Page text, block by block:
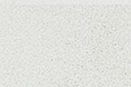
がら耳かけアレンジする
これからのスタイルチェ
グの事やお手入れ方法な